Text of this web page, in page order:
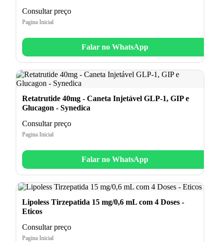
Consultar preço
Pagina Inicial
Falar no WhatsApp
Retatrutide 40mg - Caneta Injetável GLP-1, GIP e
Glucagon - Synedica
Consultar preço
Pagina Inicial
Falar no WhatsApp
Lipoless Tirzepatida 15 mg/0,6 mL com 4 Doses -
Eticos
Consultar preço
Pagina Inicial